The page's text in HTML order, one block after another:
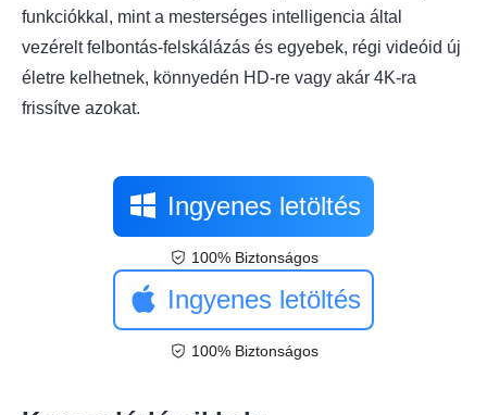
funkciókkal, mint a mesterséges intelligencia által
vezérelt felbontás-felskálázás és egyebek, régi videóid új
életre kelhetnek, könnyedén HD-re vagy akár 4K-ra
frissítve azokat.
Ingyenes letöltés
100% Biztonságos
Ingyenes letöltés
100% Biztonságos